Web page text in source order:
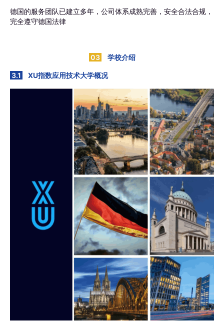
德国的服务团队已建立多年，公司体系成熟完善，安全合法合规，
完全遵守德国法律
03 学校介绍
3.1 XU指数应用技术大学概况